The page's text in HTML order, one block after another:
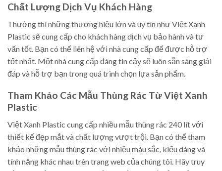
Chất Lượng Dịch Vụ Khách Hàng
Thường thì những thương hiệu lớn và uy tín như Việt Xanh
Plastic sẽ cung cấp cho khách hàng dịch vụ bảo hành và tư
vấn tốt. Bạn có thể liên hệ với nhà cung cấp để được hỗ trợ
tốt nhất. Một nhà cung cấp đáng tin cậy sẽ luôn sẵn sàng giải
đáp và hỗ trợ bạn trong quá trình chọn lựa sản phẩm.
Tham Khảo Các Mẫu Thùng Rác Từ Việt Xanh
Plastic
Việt Xanh Plastic cung cấp nhiều mẫu thùng rác 240 lít với
thiết kế đẹp mắt và chất lượng vượt trội. Bạn có thể tham
khảo những mẫu thùng rác với nhiều màu sắc, kiểu dáng và
tính năng khác nhau trên trang web của chúng tôi. Hãy truy